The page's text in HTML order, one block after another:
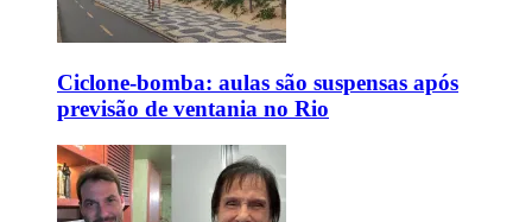
Ciclone-bomba: aulas são suspensas após
previsão de ventania no Rio